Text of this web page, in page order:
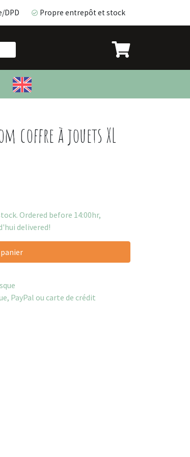
DPD Propre entrepôt et stock
coffre à jouets XL
Ordered before 14:00hr,
delivered!
PayPal ou carte de crédit